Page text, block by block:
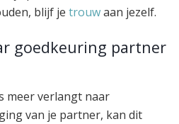
blijf je trouwaan jezelf.
goedkeuring partner
meer verlangt naar
van je partner, kan dit